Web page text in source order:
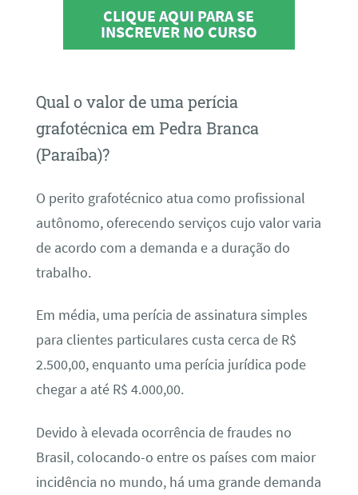
CLIQUE AQUI PARA SE
INSCREVER NO CURSO
Qual o valor de uma perícia
grafotécnica em Pedra Branca
(Paraíba)?
O perito grafotécnico atua como profissional
autônomo, oferecendo serviços cujo valor varia
de acordo com a demanda e a duração do
trabalho.
Em média, uma perícia de assinatura simples
para clientes particulares custa cerca de R$
2.500,00, enquanto uma perícia jurídica pode
chegar a até R$ 4.000,00.
Devido à elevada ocorrência de fraudes no
Brasil, colocando-o entre os países com maior
incidência no mundo, há uma grande demanda